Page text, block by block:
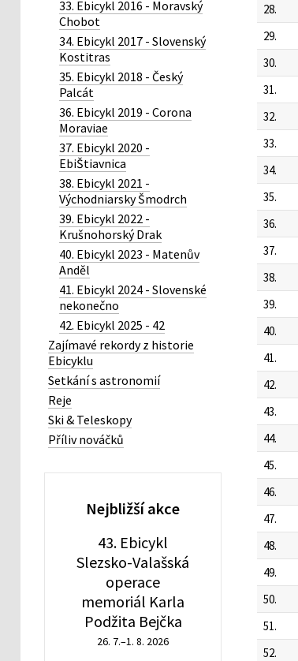
28.
29.
30.
31.
32.
33.
34.
35.
36.
37.
38.
39.
40.
41.
42.
43.
44.
45.
46.
47.
48.
49.
50.
51.
52.
33. Ebicykl 2016 - Moravský
Chobot
34. Ebicykl 2017 - Slovenský
Kostitras
35. Ebicykl 2018 - Český
Palcát
36. Ebicykl 2019 - Corona
Moraviae
37. Ebicykl 2020 -
EbiŠtiavnica
38. Ebicykl 2021 -
Východniarsky Šmodrch
39. Ebicykl 2022 -
Krušnohorský Drak
40. Ebicykl 2023 - Matenův
Anděl
41. Ebicykl 2024 - Slovenské
nekonečno
42. Ebicykl 2025 - 42
Zajímavé rekordy z historie
Ebicyklu
Setkání s astronomií
Reje
Ski & Teleskopy
Příliv nováčků
Nejbližší akce
43. Ebicykl
Slezsko-Valašská
operace
memoriál Karla
Podžita Bejčka
26. 7.–1. 8. 2026